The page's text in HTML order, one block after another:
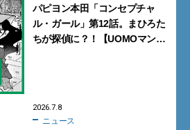
パピヨン本田「コンセプチャ
ル・ガール」第12話。まひろた
ちが探偵に？！【UOMOマン
2026.7.8
ニュース